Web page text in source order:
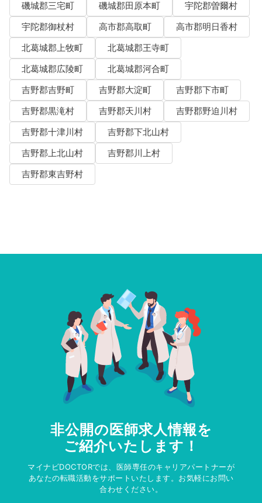
磯城郡三宅町
磯城郡田原本町
宇陀郡曽爾村
宇陀郡御杖村
高市郡高取町
高市郡明日香村
北葛城郡上牧町
北葛城郡王寺町
北葛城郡広陵町
北葛城郡河合町
吉野郡吉野町
吉野郡大淀町
吉野郡下市町
吉野郡黒滝村
吉野郡天川村
吉野郡野迫川村
吉野郡十津川村
吉野郡下北山村
吉野郡上北山村
吉野郡川上村
吉野郡東吉野村
非公開の医師求人情報を
ご紹介いたします！
マイナビDOCTORでは、医師専任のキャリアパートナーが
あなたの転職活動をサポートいたします。お気軽にお問い
合わせください。